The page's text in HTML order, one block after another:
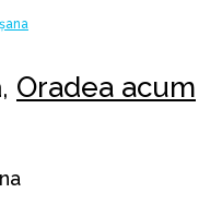
Oradea acum